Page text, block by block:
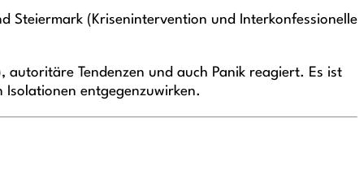
Steiermark (Krisenintervention und Interkonfessionelle
Tendenzen und auch Panik reagiert. Es ist
Isolationen entgegenzuwirken.